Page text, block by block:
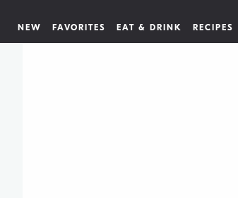
NEW FAVORITES EAT & DRINK RECIPES